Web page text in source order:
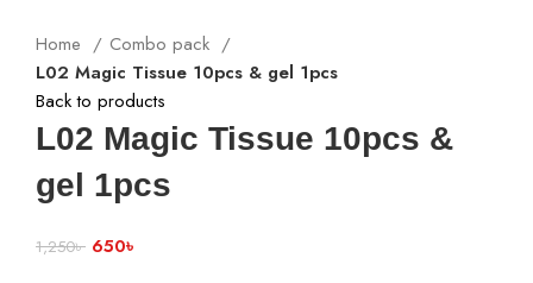
Home
Combo pack
L02 Magic Tissue 10pcs & gel 1pcs
Back to products
L02 Magic Tissue 10pcs &
gel 1pcs
1,250৳ 650৳